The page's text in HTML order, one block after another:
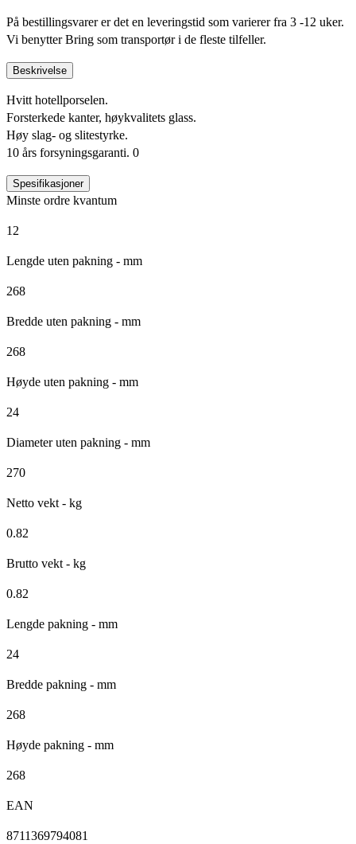
På bestillingsvarer er det en leveringstid som varierer fra 3 -12 uker.
Vi benytter Bring som transportør i de fleste tilfeller.
Beskrivelse
Hvitt hotellporselen.
Forsterkede kanter, høykvalitets glass.
Høy slag- og slitestyrke.
10 års forsyningsgaranti. 0
Spesifikasjoner
Minste ordre kvantum
12
Lengde uten pakning - mm
268
Bredde uten pakning - mm
268
Høyde uten pakning - mm
24
Diameter uten pakning - mm
270
Netto vekt - kg
0.82
Brutto vekt - kg
0.82
Lengde pakning - mm
24
Bredde pakning - mm
268
Høyde pakning - mm
268
EAN
8711369794081